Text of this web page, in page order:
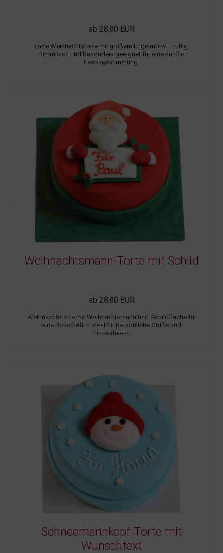
ab 28,00 EUR
Zarte Weihnachtstorte mit großem Engelmotiv – ruhig,
himmlisch und besonders geeignet für eine sanfte
Festtagsstimmung.
Weihnachtsmann-Torte mit Schild
ab 28,00 EUR
Weihnachtstorte mit Weihnachtsmann und Schildfläche für
eine Botschaft – ideal für persönliche Grüße und
Firmenfeiern.
Schneemannkopf-Torte mit
Wunschtext